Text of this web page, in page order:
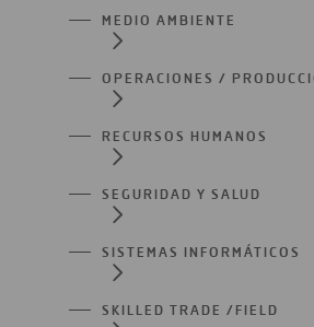
MEDIO AMBIENTE
OPERACIONES /
RECURSOS HUMANOS
SEGURIDAD Y SALUD
SISTEMAS INFORMÁTICOS
SKILLED TRADE /FIELD